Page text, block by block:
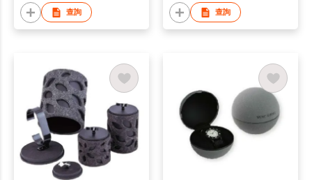
查詢 查詢